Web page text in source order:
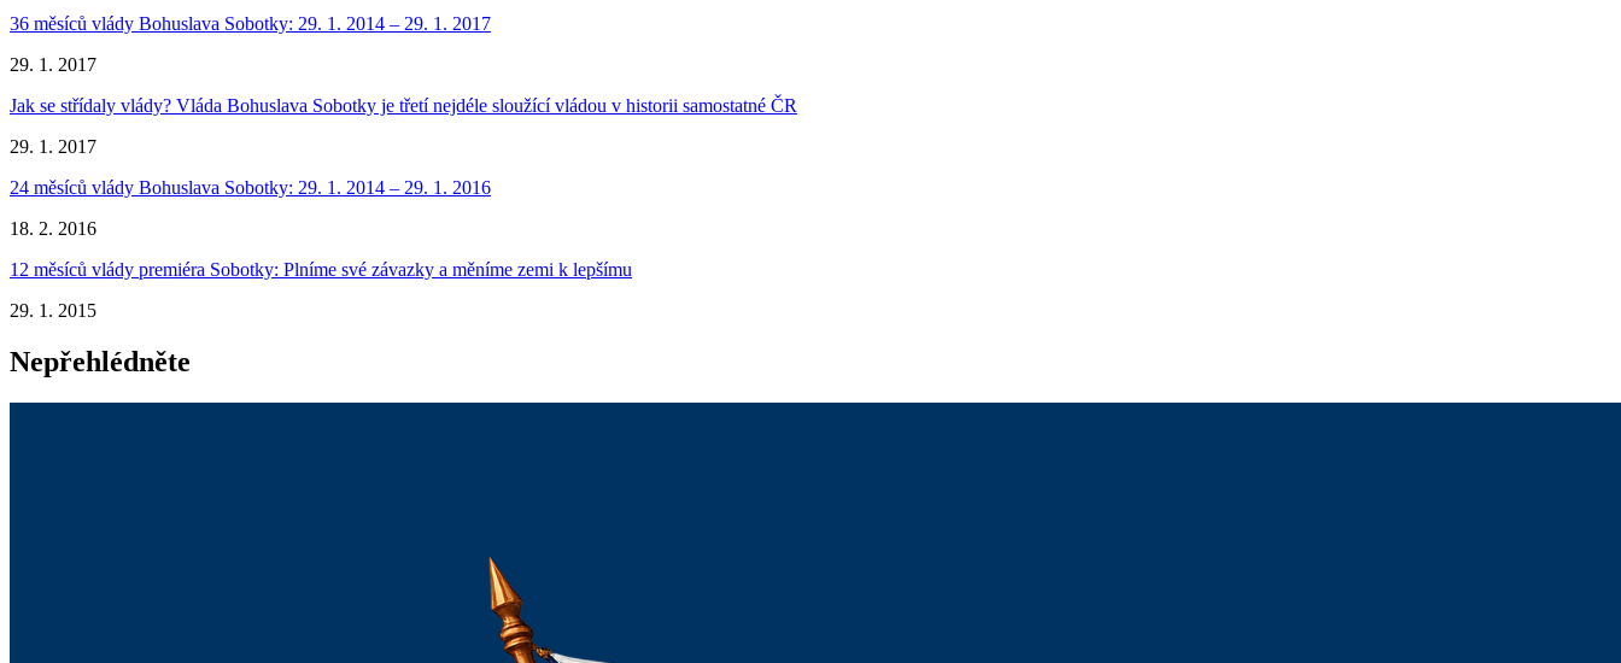
36 měsíců vlády Bohuslava Sobotky: 29. 1. 2014 – 29. 1. 2017
29. 1. 2017
Jak se střídaly vlády? Vláda Bohuslava Sobotky je třetí nejdéle sloužící vládou v historii samostatné ČR
29. 1. 2017
24 měsíců vlády Bohuslava Sobotky: 29. 1. 2014 – 29. 1. 2016
18. 2. 2016
12 měsíců vlády premiéra Sobotky: Plníme své závazky a měníme zemi k lepšímu
29. 1. 2015
Nepřehlédněte